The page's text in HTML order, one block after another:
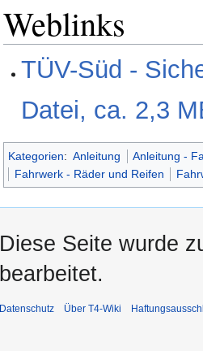
Weblinks
TÜV-Süd -
Datei, ca. 2,3
Kategorien: Anleitung
Anleitung -
Fahrwerk - Räder und Reifen
Diese Seite wurde
bearbeitet.
Datenschutz Über T4-Wiki